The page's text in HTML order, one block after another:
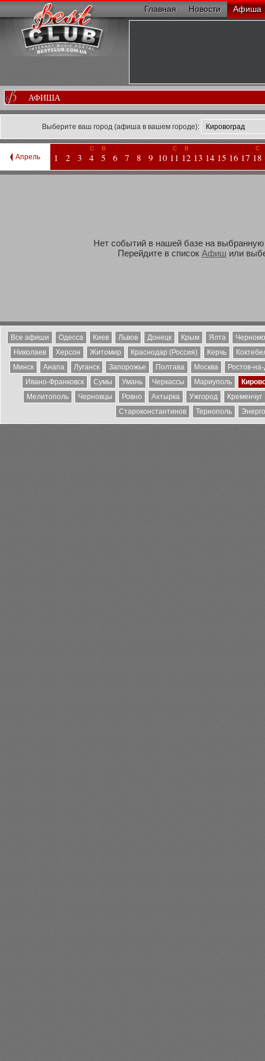
Главная Новости Афиша
АФИША
Выберите ваш город (афиша в вашем городе):
Апрель 1 2 3
С
4
В
5 6 7 8 9 10
С
11
В
12 13 14 15 16 17
С
18
Нет событий в нашей базе на
Перейдите в список Афиш или
Все афиши Одесса Киев Львов Донецк Крым Ялта
Николаев
Херсон Житомир Краснодар (Россия) Керчь
Минск
Анапа Луганск Запорожье Полтава Москва
Ростов-
Ивано-Франковск
Сумы Умань Черкассы Мариуполь
Мелитополь
Черновцы Ровно Ахтырка Ужгород
Кременчуг
Староконстантинов
Тернополь